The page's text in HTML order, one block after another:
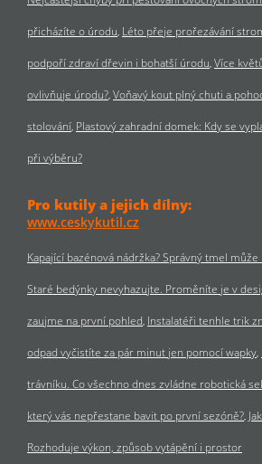
přicházíte o úrodu Léto přeje prořezávání
podpoří zdraví dřevin i bohatší úrodu Více
ovlivňuje úrodu? Voňavý kout plný chuti a
stolování Plastový zahradní domek: Kdy se
při výběru?
Pro kutily a jejich dílny:
www.ceskykutil.cz
Kapající bazénová nádržka? Správný tmel
Staré bedýnky nevyhazujte. Proměníte je v
zaujme na první pohled Instalatéři tenhle trik
odpad vyčistíte za pár minut jen pomocí wapky
trávníku. Co všechno dnes zvládne robotická
který vás nepřestane bavit po první sezóně?
Rozhoduje výkon, způsob vytápění i prostor